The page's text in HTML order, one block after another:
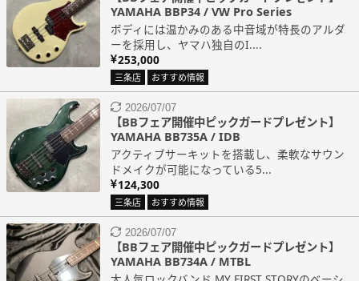
YAMAHA BBP34 / VW Pro Series
ボディには温かみのある中音域が特長のアルダ
ーを採用し、ヤマハ独自のI....
253,000
三条店 おすすめ情報
2026/07/07
【BBフェア開催中ピックガードプレゼント】
YAMAHA BB735A / IDB
アクティブサーキットを搭載し、柔軟なサウン
ドメイクが可能になっている5...
124,300
三条店 おすすめ情報
2026/07/07
【BBフェア開催中ピックガードプレゼント】
YAMAHA BB734A / MTBL